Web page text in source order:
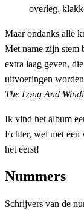
overleg,
Maar ondanks alle
Met name zijn stem
extra laag geven,
uitvoeringen
The Long And
Ik vind het album
Echter, wel met een
het eerst!
Nummers
Schrijvers van de